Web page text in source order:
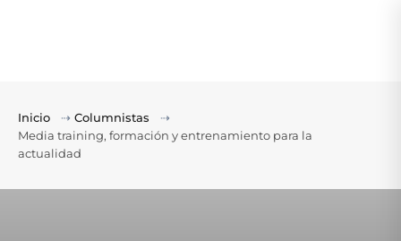
Inicio ⇢ Columnistas
⇢
Media training, formación y entrenamiento para la
actualidad